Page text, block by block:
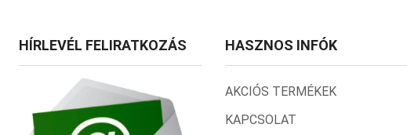
HÍRLEVÉL FELIRATKOZÁS HASZNOS INFÓK
AKCIÓS TERMÉKEK
KAPCSOLAT